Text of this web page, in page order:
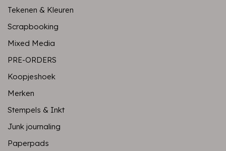
Tekenen & Kleuren
Scrapbooking
Mixed Media
PRE-ORDERS
Koopjeshoek
Merken
Stempels & Inkt
Junk journaling
Paperpads